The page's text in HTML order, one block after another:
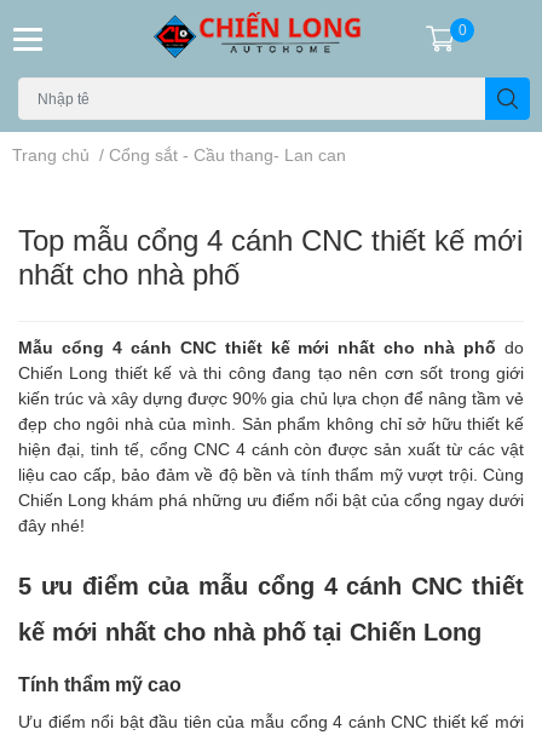
0
Trang chủ / Cổng sắt - Cầu thang- Lan can
Top mẫu cổng 4 cánh CNC thiết kế mới
nhất cho nhà phố
Mẫu cổng 4 cánh CNC thiết kế mới nhất cho nhà phố do
Chiến Long thiết kế và thi công đang tạo nên cơn sốt trong giới
kiến trúc và xây dựng được 90% gia chủ lựa chọn để nâng tầm vẻ
đẹp cho ngôi nhà của mình. Sản phẩm không chỉ sở hữu thiết kế
hiện đại, tinh tế, cổng CNC 4 cánh còn được sản xuất từ các vật
liệu cao cấp, bảo đảm về độ bền và tính thẩm mỹ vượt trội. Cùng
Chiến Long khám phá những ưu điểm nổi bật của cổng ngay dưới
đây nhé!
5 ưu điểm của mẫu cổng 4 cánh CNC thiết
kế mới nhất cho nhà phố tại Chiến Long
Tính thẩm mỹ cao
Ưu điểm nổi bật đầu tiên của mẫu cổng 4 cánh CNC thiết kế mới